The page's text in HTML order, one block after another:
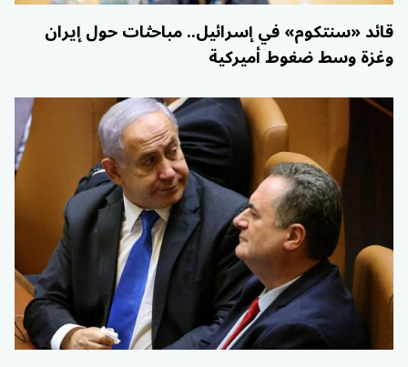
قائد «سنتكوم» في إسرائيل.. مباحثات حول إيران
وغزة وسط ضغوط أميركية